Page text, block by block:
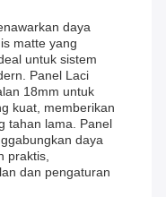
daya
matte yang
untuk sistem
Panel Laci
18mm untuk
kuat, memberikan
tahan lama. Panel
daya
praktis,
dan pengaturan